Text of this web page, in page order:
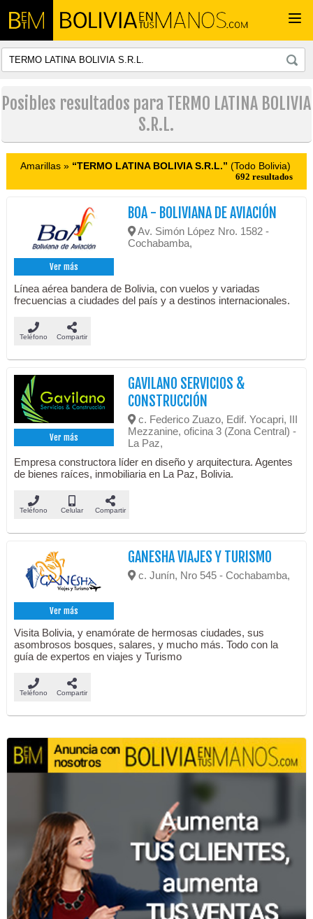
Posibles resultados para TERMO LATINA BOLIVIA
S.R.L.
Amarillas » “TERMO LATINA BOLIVIA S.R.L.” (Todo Bolivia)
692 resultados
Ver más
BOA - BOLIVIANA DE AVIACIÓN
Av. Simón López Nro. 1582 -
Cochabamba,
Línea aérea bandera de Bolivia, con vuelos y variadas
frecuencias a ciudades del país y a destinos internacionales.
Teléfono Compartir
Ver más
GAVILANO SERVICIOS &
CONSTRUCCIÓN
c. Federico Zuazo, Edif. Yocapri, III
Mezzanine, oficina 3 (Zona Central) -
La Paz,
Empresa constructora líder en diseño y arquitectura. Agentes
de bienes raíces, inmobiliaria en La Paz, Bolivia.
Teléfono Celular Compartir
Ver más
GANESHA VIAJES Y TURISMO
c. Junín, Nro 545 - Cochabamba,
Visita Bolivia, y enamórate de hermosas ciudades, sus
asombrosos bosques, salares, y mucho más. Todo con la
guía de expertos en viajes y Turismo
Teléfono Compartir